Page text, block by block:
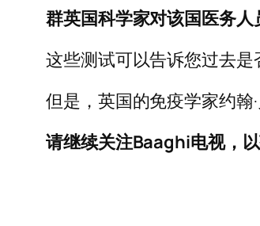
群英国科学家对该国医务人
这些测试可以告诉您过去是
但是，英国的免疫学家约翰
请继续关注Baaghi电视，